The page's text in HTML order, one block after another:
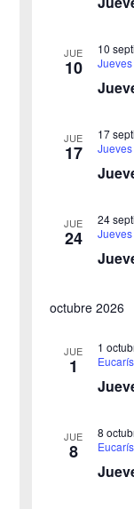
JUE
10
10
JUE
17
17
JUE
24
24
octubre 2026
JUE
1
1
JUE
8
8